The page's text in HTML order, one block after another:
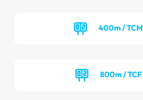
400m / TCM
800m / TCF